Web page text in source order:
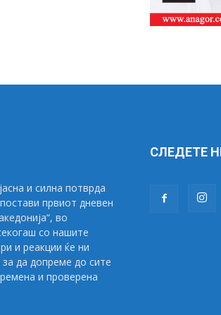
и силна потврда
првиот дневен
во
со нашите
и реакции ќе ни
да допреме до сите
и проверена
СЛЕДЕТЕ